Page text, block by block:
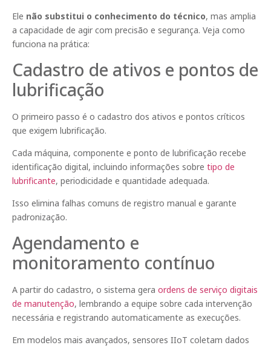
Ele não substitui o conhecimento do técnico, mas amplia
a capacidade de agir com precisão e segurança. Veja como
funciona na prática:
Cadastro de ativos e pontos de
lubrificação
O primeiro passo é o cadastro dos ativos e pontos críticos
que exigem lubrificação.
Cada máquina, componente e ponto de lubrificação recebe
identificação digital, incluindo informações sobre tipo de
lubrificante, periodicidade e quantidade adequada.
Isso elimina falhas comuns de registro manual e garante
padronização.
Agendamento e
monitoramento contínuo
A partir do cadastro, o sistema gera ordens de serviço digitais
de manutenção, lembrando a equipe sobre cada intervenção
necessária e registrando automaticamente as execuções.
Em modelos mais avançados, sensores IIoT coletam dados